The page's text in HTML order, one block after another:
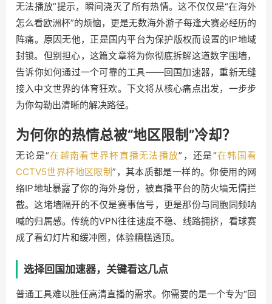
无法播放”提示，瞬间浇灭了所有热情。这不仅仅是“在海外
怎么看欧洲杯”的烦恼，更是无数海外游子每逢大赛必经历的
阵痛。原因无他，正是国内平台为保护版权而设置的IP地域
封锁。但别担心，这篇文章将为你彻底拆解这道数字围墙，
告诉你如何通过一个可靠的工具——回国加速器，重新无缝
接入中文世界的体育狂欢。下文将从核心痛点出发，一步步
为你勾勒出清晰的解决路径。
为何你的热情总被“地区限制”冷却？
无论是“在越南看世界杯直播无法播放”，还是“在韩国看
CCTV5世界杯地区限制”，其本质都是一样的。你使用的网
络IP地址暴露了你的海外身份，被直播平台的防火墙无情拦
截。这堵墙隔开的不仅是赛事信号，更是那份与同胞同频呐
喊的归属感。传统的VPN往往速度不稳、线路拥挤，看球赛
成了看幻灯片和缓冲圈，体验糟糕透顶。
选择回国加速器，关键看这几点
普通工具难以胜任高清直播的需求。你需要的是一个专为“回